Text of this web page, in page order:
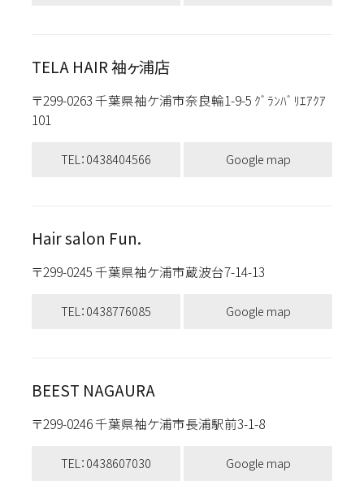
TELA HAIR 袖ヶ浦店
〒299-0263 千葉県袖ケ浦市奈良輪1-9-5 ｸﾞﾗﾝﾊﾞﾘｴｱｸｱ
101
TEL：0438404566 Google map
Hair salon Fun.
〒299-0245 千葉県袖ケ浦市蔵波台7-14-13
TEL：0438776085 Google map
BEEST NAGAURA
〒299-0246 千葉県袖ケ浦市長浦駅前3-1-8
TEL：0438607030 Google map